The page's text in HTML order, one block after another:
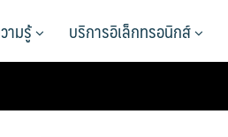
ามรู้ บริการอิเล็กทรอนิกส์